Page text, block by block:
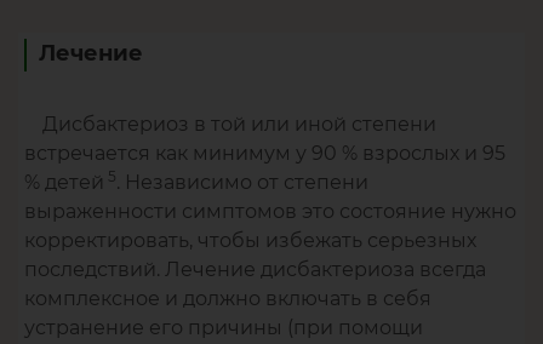
Лечение
Дисбактериоз в той или иной степени
встречается как минимум у 90 % взрослых и 95
% детей 5. Независимо от степени
выраженности симптомов это состояние нужно
корректировать, чтобы избежать серьезных
последствий. Лечение дисбактериоза всегда
комплексное и должно включать в себя
устранение его причины (при помощи